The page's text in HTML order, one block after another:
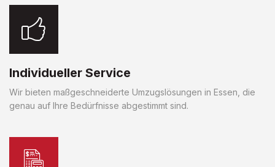
Individueller Service
Wir bieten maßgeschneiderte Umzugslösungen in Essen, die
genau auf Ihre Bedürfnisse abgestimmt sind.